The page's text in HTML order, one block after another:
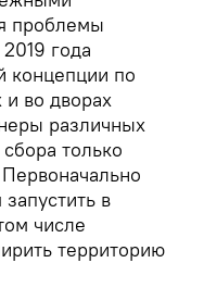
проблемы
года
концепции по
и во дворах
различных
только
в
числе
территорию